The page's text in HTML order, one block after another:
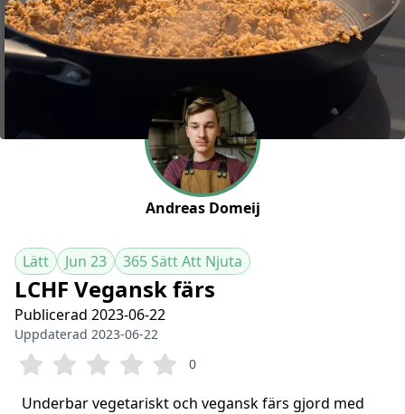
Andreas Domeij
Lätt Jun 23 365 Sätt Att Njuta
LCHF Vegansk färs
Publicerad 2023-06-22
Uppdaterad 2023-06-22
0
Underbar vegetariskt och vegansk färs gjord med